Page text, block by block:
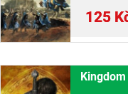
125